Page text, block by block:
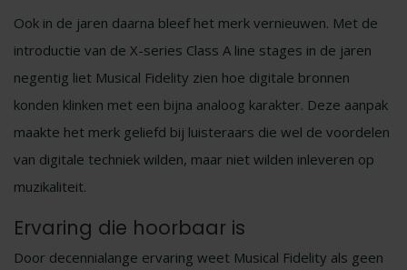
Ook in de jaren daarna bleef het merk vernieuwen. Met de
introductie van de X-series Class A line stages in de jaren
negentig liet Musical Fidelity zien hoe digitale bronnen
konden klinken met een bijna analoog karakter. Deze aanpak
maakte het merk geliefd bij luisteraars die wel de voordelen
van digitale techniek wilden, maar niet wilden inleveren op
muzikaliteit.
Ervaring die hoorbaar is
Door decennialange ervaring weet Musical Fidelity als geen